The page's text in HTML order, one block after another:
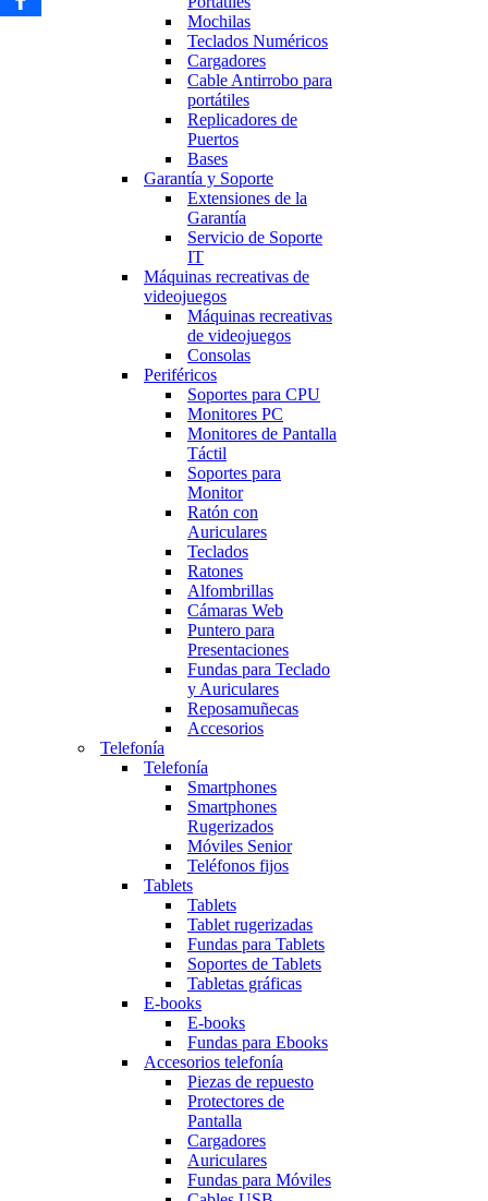
Mochilas
Teclados Numéricos
Cargadores
Cable Antirrobo para
portátiles
Replicadores de
Puertos
Bases
Garantía y Soporte
Extensiones de la
Garantía
Servicio de Soporte
IT
Máquinas recreativas de
videojuegos
Máquinas recreativas
de videojuegos
Consolas
Periféricos
Soportes para CPU
Monitores PC
Monitores de Pantalla
Táctil
Soportes para
Monitor
Ratón con
Auriculares
Teclados
Ratones
Alfombrillas
Cámaras Web
Puntero para
Presentaciones
Fundas para Teclado
y Auriculares
Reposamuñecas
Accesorios
Telefonía
Telefonía
Smartphones
Smartphones
Rugerizados
Móviles Senior
Teléfonos fijos
Tablets
Tablets
Tablet rugerizadas
Fundas para Tablets
Soportes de Tablets
Tabletas gráficas
E-books
E-books
Fundas para Ebooks
Accesorios telefonía
Piezas de repuesto
Protectores de
Pantalla
Cargadores
Auriculares
Fundas para Móviles